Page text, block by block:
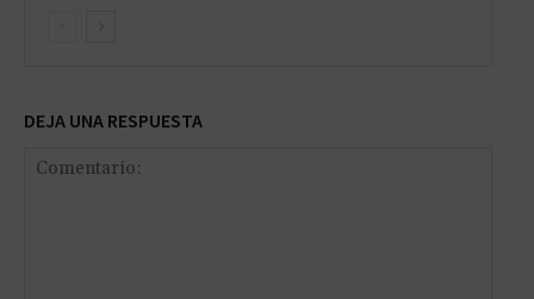
DEJA UNA RESPUESTA